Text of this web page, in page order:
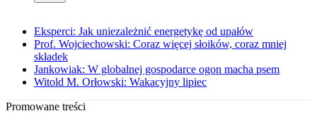
Eksperci: Jak uniezależnić energetykę od upałów
Prof. Wojciechowski: Coraz więcej słoików, coraz mniej
składek
Jankowiak: W globalnej gospodarce ogon macha psem
Witold M. Orłowski: Wakacyjny lipiec
Promowane treści